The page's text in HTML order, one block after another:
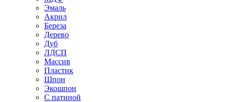
Эмаль
Акрил
Береза
Дерево
Дуб
ЛДСП
Массив
Пластик
Шпон
Экошпон
С патиной